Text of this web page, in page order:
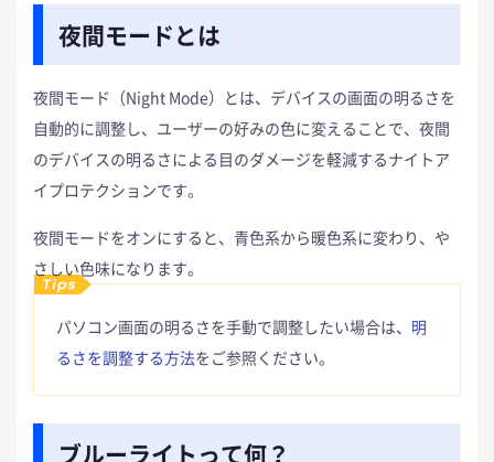
夜間モードとは
夜間モード（Night Mode）とは、デバイスの画面の明るさを
自動的に調整し、ユーザーの好みの色に変えることで、夜間
のデバイスの明るさによる目のダメージを軽減するナイトア
イプロテクションです。
夜間モードをオンにすると、青色系から暖色系に変わり、や
さしい色味になります。
パソコン画面の明るさを手動で調整したい場合は、 明
るさを調整する方法をご参照ください。
ブルーライトって何？